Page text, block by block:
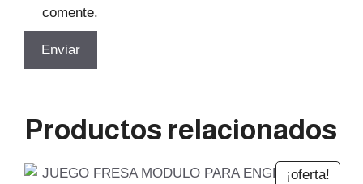
comente.
Productos relacionados
¡oferta!